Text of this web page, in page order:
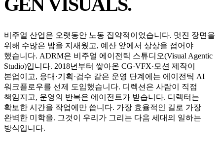
비주얼 산업은 오랫동안 노동 집약적이었습니다. 멋진 장면을
위해 수많은 밤을 지새웠고, 예산 앞에서 상상을 접어야
했습니다. ADRM은 비주얼 에이전틱 스튜디오(Visual Agentic
Studio)입니다. 2018년부터 쌓아온 CG·VFX·모션 제작이
본업이고, 응대·기획·검수 같은 운영 단계에는 에이전틱 AI
워크플로우를 선제 도입했습니다. 디렉션은 사람이 직접
책임지고, 운영의 반복은 에이전트가 받습니다. 디렉터는
확보한 시간을 작업에만 씁니다. 가장 효율적인 길로 가장
완벽한 미학을. 그것이 우리가 그리는 다음 세대의 일하는
방식입니다.